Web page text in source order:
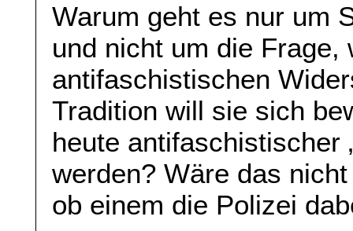
Warum geht es nur um
und nicht um die Frage,
antifaschistischen
Tradition will sie sich
heute antifaschistischer
werden? Wäre das
ob einem die Polizei